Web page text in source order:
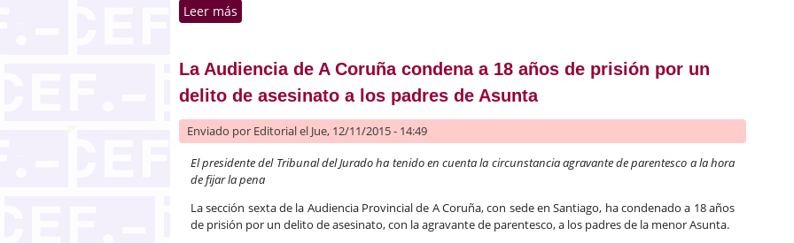
Leer más
La Audiencia de A Coruña condena a 18 años de prisión por un
delito de asesinato a los padres de Asunta
Enviado por Editorialel Jue, 12/11/2015 - 14:49
El presidente del Tribunal del Jurado ha tenido en cuenta la circunstancia agravante de parentesco a la hora
de fijar la pena
La sección sexta de la Audiencia Provincial de A Coruña, con sede en Santiago, ha condenado a 18 años
de prisión por un delito de asesinato, con la agravante de parentesco, a los padres de la menor Asunta.